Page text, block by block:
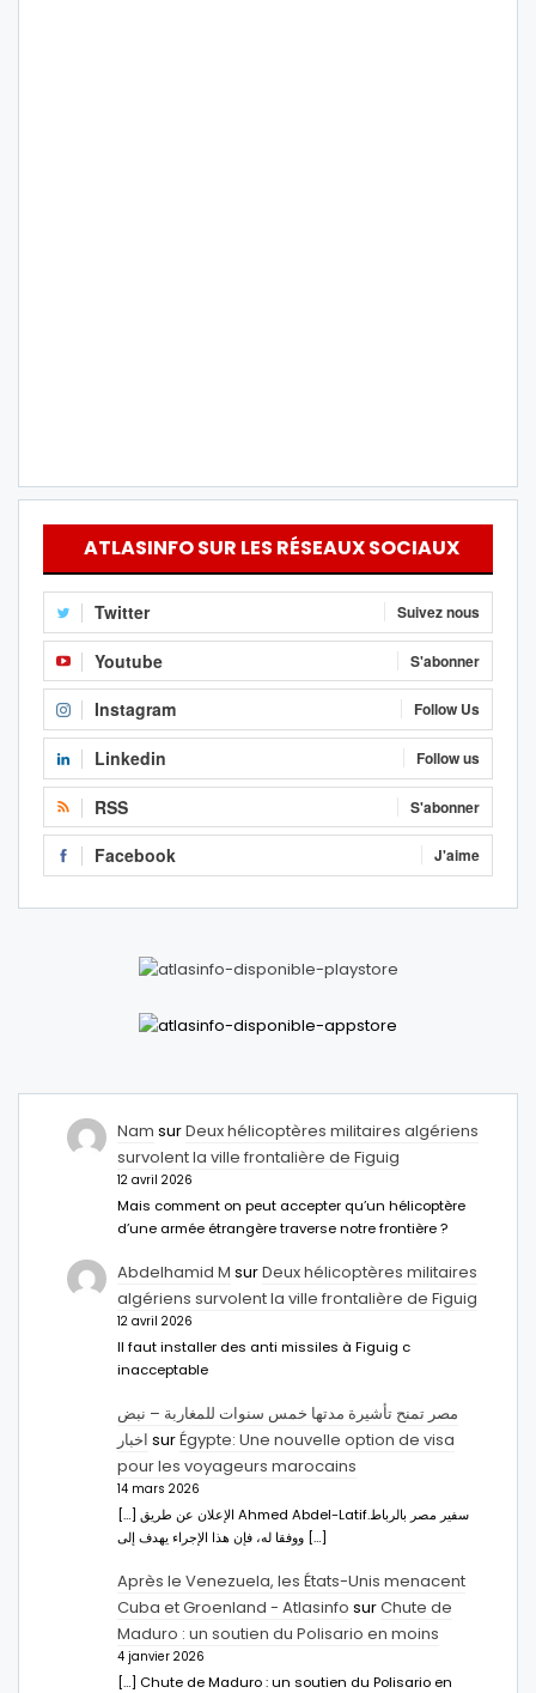
ATLASINFO SUR LES RÉSEAUX SOCIAUX
Twitter Suivez nous
Youtube S'abonner
Instagram Follow Us
Linkedin Follow us
RSS S'abonner
Facebook J'aime
Nam surDeux hélicoptères militaires algériens
survolent la ville frontalière de Figuig
12 avril 2026
Mais comment on peut accepter qu’un hélicoptère
d’une armée étrangère traverse notre frontière ?
Abdelhamid M surDeux hélicoptères militaires
algériens survolent la ville frontalière de Figuig
12 avril 2026
Il faut installer des anti missiles à Figuig c
inacceptable
مصر تمنح تأشيرة مدتها خمس سنوات للمغاربة – نبض
اخبار surÉgypte: Une nouvelle option de visa
pour les voyageurs marocains
14 mars 2026
[…] الإعلان عن طريق Ahmed Abdel-Latifسفير مصر بالرباط.
ووفقا له، فإن هذا الإجراء يهدف إلى […]
Après le Venezuela, les États-Unis menacent
Cuba et Groenland - Atlasinfo surChute de
Maduro : un soutien du Polisario en moins
4 janvier 2026
[…] Chute de Maduro : un soutien du Polisario en